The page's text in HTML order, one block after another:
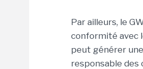
Par ailleurs, le
conformité avec
peut générer
responsable des